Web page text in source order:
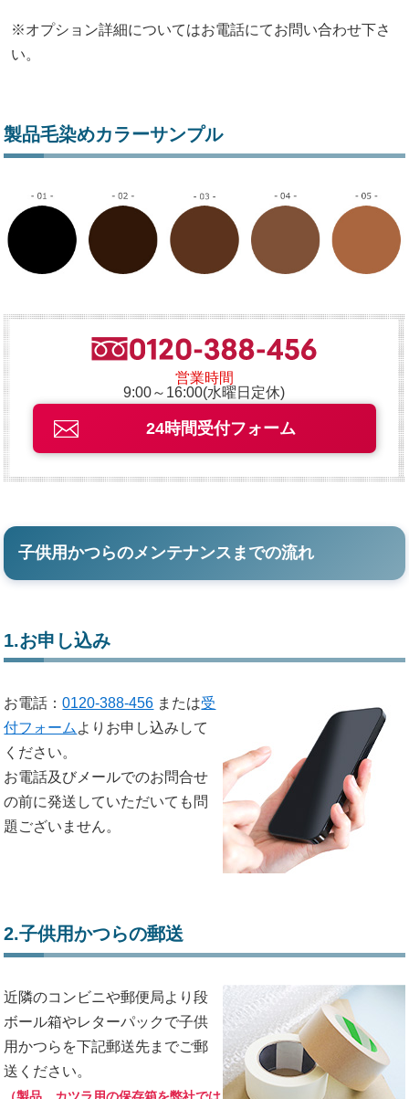
※オプション詳細についてはお電話にてお問い合わせ下さ
い。
製品毛染めカラーサンプル
営業時間
9:00～16:00(水曜日定休)
24時間受付フォーム
子供用かつらのメンテナンスまでの流れ
1.お申し込み
お電話：0120-388-456 または受
付フォームよりお申し込みして
ください。
お電話及びメールでのお問合せ
の前に発送していただいても問
題ございません。
2.子供用かつらの郵送
近隣のコンビニや郵便局より段
ボール箱やレターパックで子供
用かつらを下記郵送先までご郵
送ください。